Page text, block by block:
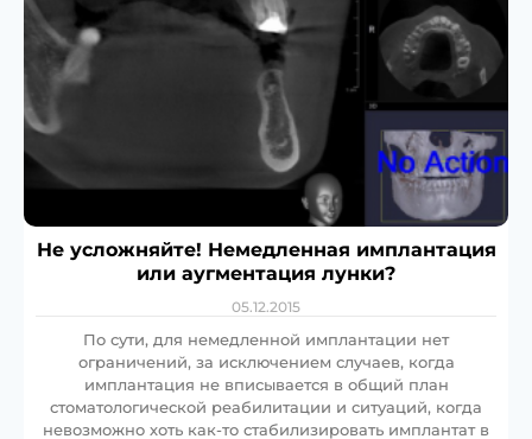
Не усложняйте! Немедленная имплантация
или аугментация лунки?
05.12.2015
По сути, для немедленной имплантации нет
ограничений, за исключением случаев, когда
имплантация не вписывается в общий план
стоматологической реабилитации и ситуаций, когда
невозможно хоть как-то стабилизировать имплантат в